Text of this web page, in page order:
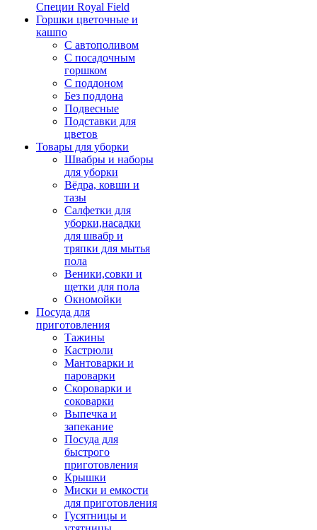
Специи Royal Field
Горшки цветочные и
кашпо
С автополивом
С посадочным
горшком
С поддоном
Без поддона
Подвесные
Подставки для
цветов
Товары для уборки
Швабры и наборы
для уборки
Вёдра, ковши и
тазы
Салфетки для
уборки,насадки
для швабр и
тряпки для мытья
пола
Веники,совки и
щетки для пола
Окномойки
Посуда для
приготовления
Тажины
Кастрюли
Мантоварки и
пароварки
Скороварки и
соковарки
Выпечка и
запекание
Посуда для
быстрого
приготовления
Крышки
Миски и емкости
для приготовления
Гусятницы и